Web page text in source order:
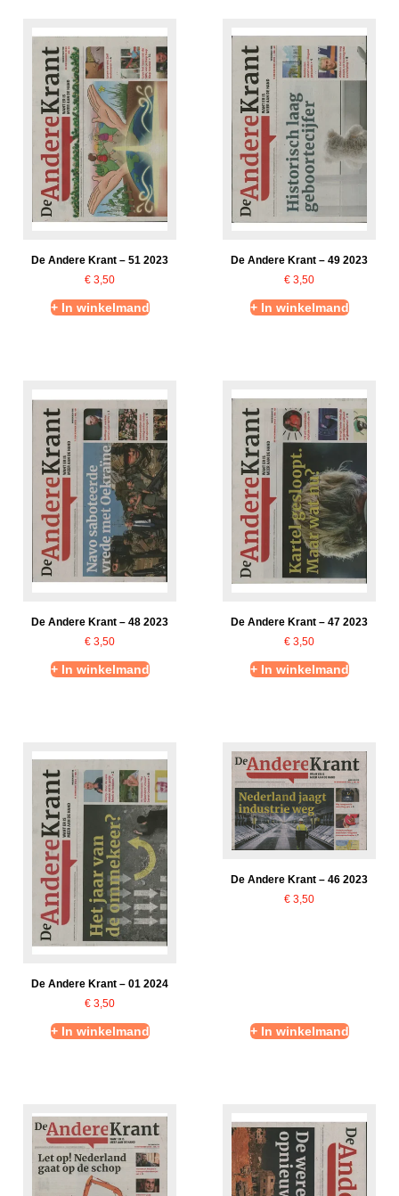
De Andere Krant – 51 2023
€ 3,50
+ In winkelmand
De Andere Krant – 49 2023
€ 3,50
+ In winkelmand
De Andere Krant – 48 2023
€ 3,50
+ In winkelmand
De Andere Krant – 47 2023
€ 3,50
+ In winkelmand
De Andere Krant – 01 2024
€ 3,50
+ In winkelmand
De Andere Krant – 46 2023
€ 3,50
+ In winkelmand